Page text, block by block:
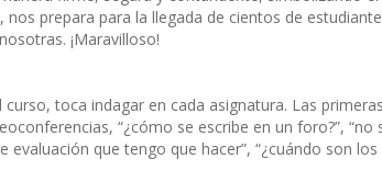
nos prepara para la llegada de cientos de
¡Maravilloso!
toca indagar en cada asignatura. Las
“¿cómo se escribe en un foro?”, “no
evaluación que tengo que hacer”, “¿cuándo son los